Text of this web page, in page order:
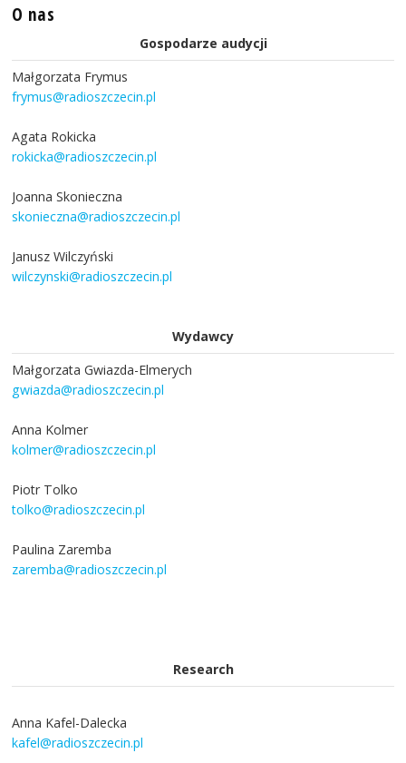
O nas
Gospodarze audycji
Małgorzata Frymus
frymus@radioszczecin.pl
Agata Rokicka
rokicka@radioszczecin.pl
Joanna Skonieczna
skonieczna@radioszczecin.pl
Janusz Wilczyński
wilczynski@radioszczecin.pl
Wydawcy
Małgorzata Gwiazda-Elmerych
gwiazda@radioszczecin.pl
Anna Kolmer
kolmer@radioszczecin.pl
Piotr Tolko
tolko@radioszczecin.pl
Paulina Zaremba
zaremba@radioszczecin.pl
Research
Anna Kafel-Dalecka
kafel@radioszczecin.pl